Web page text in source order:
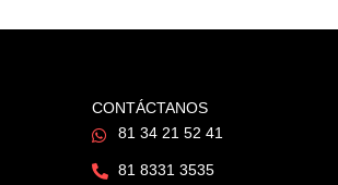
CONTÁCTANOS
81 34 21 52 41
81 8331 3535